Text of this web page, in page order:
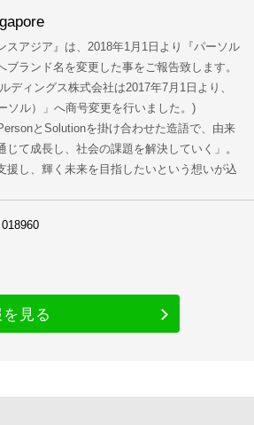
スアジア』は、2018年1月1日より『パーソル
ブランド名を変更した事をご報告致します。
ディングス株式会社は2017年7月1日より、
ソル）」へ商号変更を行いました。)
とSolutionを掛け合わせた造語で、由来
じて成長し、社会の課題を解決していく」。
援し、輝く未来を目指したいという想いが込
見る